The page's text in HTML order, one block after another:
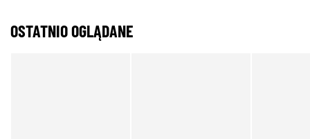
OSTATNIO OGLĄDANE